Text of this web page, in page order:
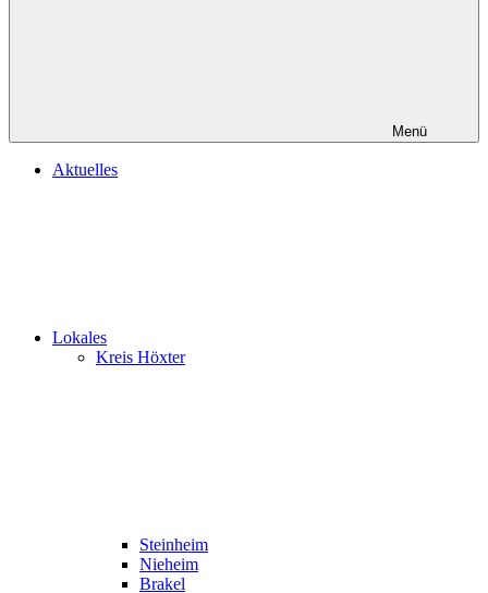
Menü
Aktuelles
Lokales
Kreis Höxter
Steinheim
Nieheim
Brakel